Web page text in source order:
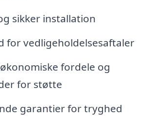
sikker installation
for vedligeholdelsesaftaler
fordele og
for støtte
garantier for tryghed